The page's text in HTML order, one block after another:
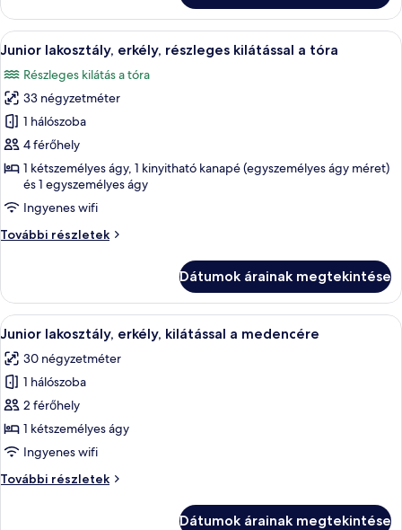
tóra
részleges
kilátással
a
további
részletei
A
következő
szoba
összes
képének
megtekintése:
Junior
lakosztály,
erkély,
részleges
kilátással
tóra
Egy szállodai szoba, amelyben egy
5
Junior lakosztály, erkély, részleges kilátással a tóra
Részleges kilátás a tóra
33 négyzetméter
1 hálószoba
4 férőhely
1 kétszemélyes ágy, 1 kinyitható kanapé (egyszemélyes ágy méret)
és 1 egyszemélyes ágy
Ingyenes wifi
További részletek
Junior
kilátással
tóra
részletei
Dátumok árainak megtekintése
A
következő
szoba
összes
képének
megtekintése:
Junior
erkély,
Egy modern nappali, szürke színű
5
Junior lakosztály, erkély, kilátással a medencére
30 négyzetméter
1 hálószoba
2 férőhely
1 kétszemélyes ágy
Ingyenes wifi
További részletek
Junior
Dátumok árainak megtekintése